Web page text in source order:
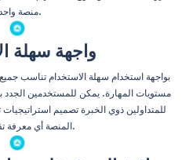
منصة واحدة.
واجهة سهلة
مستويات المهارة. يمكن للمستخدمين الجدد
للمتداولين ذوي الخبرة تصميم
المنصة أي معرفة تقنية واسعة.